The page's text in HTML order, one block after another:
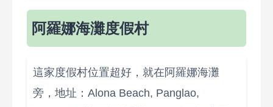
阿羅娜海灘度假村
這家度假村位置超好，就在阿羅娜海灘
旁，地址：Alona Beach, Panglao,